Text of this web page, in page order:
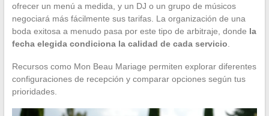
ofrecer un menú a medida, y un DJ o un grupo de músicos
negociará más fácilmente sus tarifas. La organización de una
boda exitosa a menudo pasa por este tipo de arbitraje, donde la
fecha elegida condiciona la calidad de cada servicio
Recursos como Mon Beau Mariage permiten explorar diferentes
configuraciones de recepción y comparar opciones según tus
prioridades.